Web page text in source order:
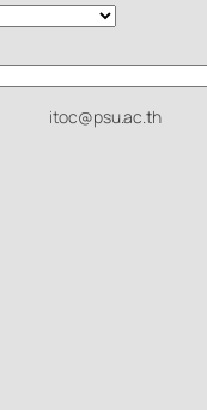
itoc@psu.ac.th